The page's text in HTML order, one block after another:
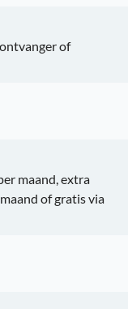
of
maand, extra
of gratis via